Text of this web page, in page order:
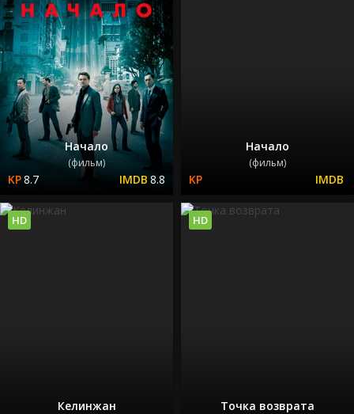
Начало
(фильм)
8.7 8.8
Начало
(фильм)
Келинжан
HD
Точка возврата
HD